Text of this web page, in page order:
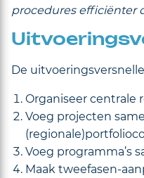
procedures efficiënter
De
Organiseer centrale
Voeg projecten
Voeg programma’s
Maak tweefasen-